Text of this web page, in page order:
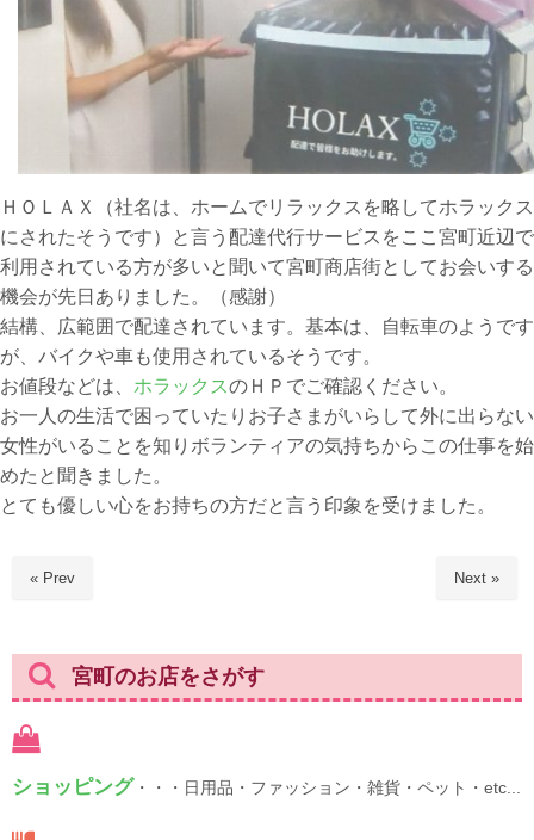
ＨＯＬＡＸ（社名は、ホームでリラックスを略してホラックス
にされたそうです）と言う配達代行サービスをここ宮町近辺で
利用されている方が多いと聞いて宮町商店街としてお会いする
機会が先日ありました。（感謝）
結構、広範囲で配達されています。基本は、自転車のようです
が、バイクや車も使用されているそうです。
お値段などは、 ホラックスのＨＰでご確認ください。
お一人の生活で困っていたりお子さまがいらして外に出らない
女性がいることを知りボランティアの気持ちからこの仕事を始
めたと聞きました。
とても優しい心をお持ちの方だと言う印象を受けました。
« Prev Next »
宮町のお店をさがす
ショッピング ・・・日用品・ファッション・雑貨・ペット・etc...